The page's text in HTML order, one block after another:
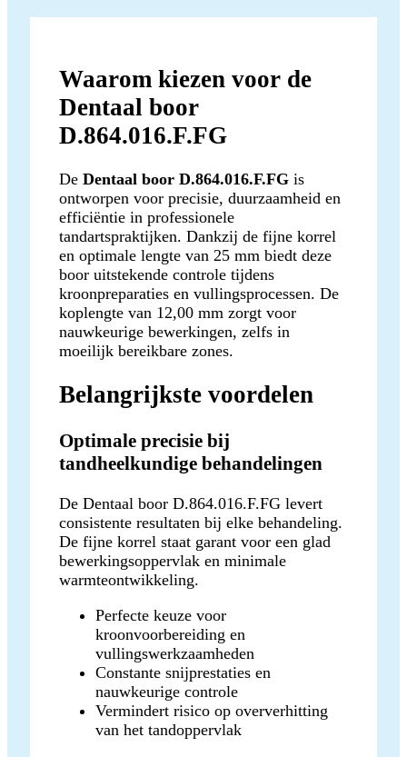
Waarom kiezen voor de
Dentaal boor
D.864.016.F.FG
De Dentaal boor D.864.016.F.FG is
ontworpen voor precisie, duurzaamheid en
efficiëntie in professionele
tandartspraktijken. Dankzij de fijne korrel
en optimale lengte van 25 mm biedt deze
boor uitstekende controle tijdens
kroonpreparaties en vullingsprocessen. De
koplengte van 12,00 mm zorgt voor
nauwkeurige bewerkingen, zelfs in
moeilijk bereikbare zones.
Belangrijkste voordelen
Optimale precisie bij
tandheelkundige behandelingen
De Dentaal boor D.864.016.F.FG levert
consistente resultaten bij elke behandeling.
De fijne korrel staat garant voor een glad
bewerkingsoppervlak en minimale
warmteontwikkeling.
Perfecte keuze voor
kroonvoorbereiding en
vullingswerkzaamheden
Constante snijprestaties en
nauwkeurige controle
Vermindert risico op oververhitting
van het tandoppervlak